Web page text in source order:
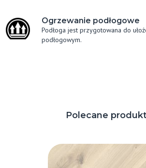
Ogrzewanie podłogowe
Podłoga jest przygotowana do
podłogowym.
Polecane